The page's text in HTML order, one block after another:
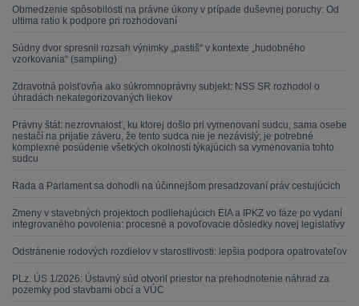
Obmedzenie spôsobilosti na právne úkony v prípade duševnej poruchy: Od
ultima ratio k podpore pri rozhodovaní
Súdny dvor spresnil rozsah výnimky „pastiš“ v kontexte „hudobného
vzorkovania“ (sampling)
Zdravotná poisťovňa ako súkromnoprávny subjekt: NSS SR rozhodol o
úhradách nekategorizovaných liekov
Právny štát: nezrovnalosť, ku ktorej došlo pri vymenovaní sudcu, sama osebe
nestačí na prijatie záveru, že tento sudca nie je nezávislý; je potrebné
komplexné posúdenie všetkých okolností týkajúcich sa vymenovania tohto
sudcu
Rada a Parlament sa dohodli na účinnejšom presadzovaní práv cestujúcich
Zmeny v stavebných projektoch podliehajúcich EIA a IPKZ vo fáze po vydaní
integrovaného povolenia: procesné a povoľovacie dôsledky novej legislatívy
Odstránenie rodových rozdielov v starostlivosti: lepšia podpora opatrovateľov
PLz. ÚS 1/2026: Ústavný súd otvoril priestor na prehodnotenie náhrad za
pozemky pod stavbami obcí a VÚC